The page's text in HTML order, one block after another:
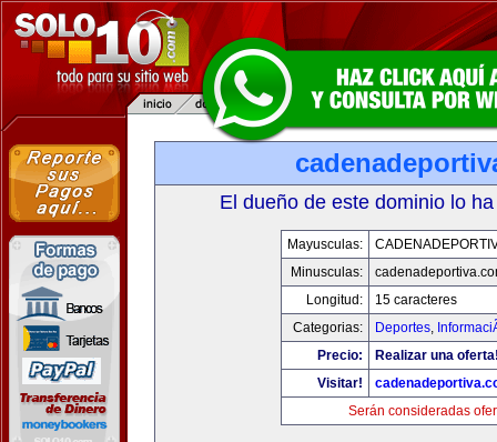
El dueño de este dominio lo
Mayusculas:
Minusculas:
Longitud:
15 caracteres
Categorias:
Deportes,
Precio:
Realizar una
Visitar!
Serán consideradas